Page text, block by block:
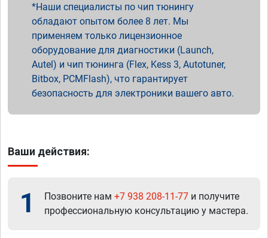
Наши специалисты по чип тюнингу
обладают опытом более 8 лет. Мы
применяем только лицензионное
оборудование для диагностики (Launch,
Autel) и чип тюнинга (Flex, Kess 3, Autotuner,
Bitbox, PCMFlash), что гарантирует
безопасность для электроники вашего авто.
Ваши действия:
1 Позвоните нам +7 938 208-11-77 и получите
профессиональную консультацию у мастера.